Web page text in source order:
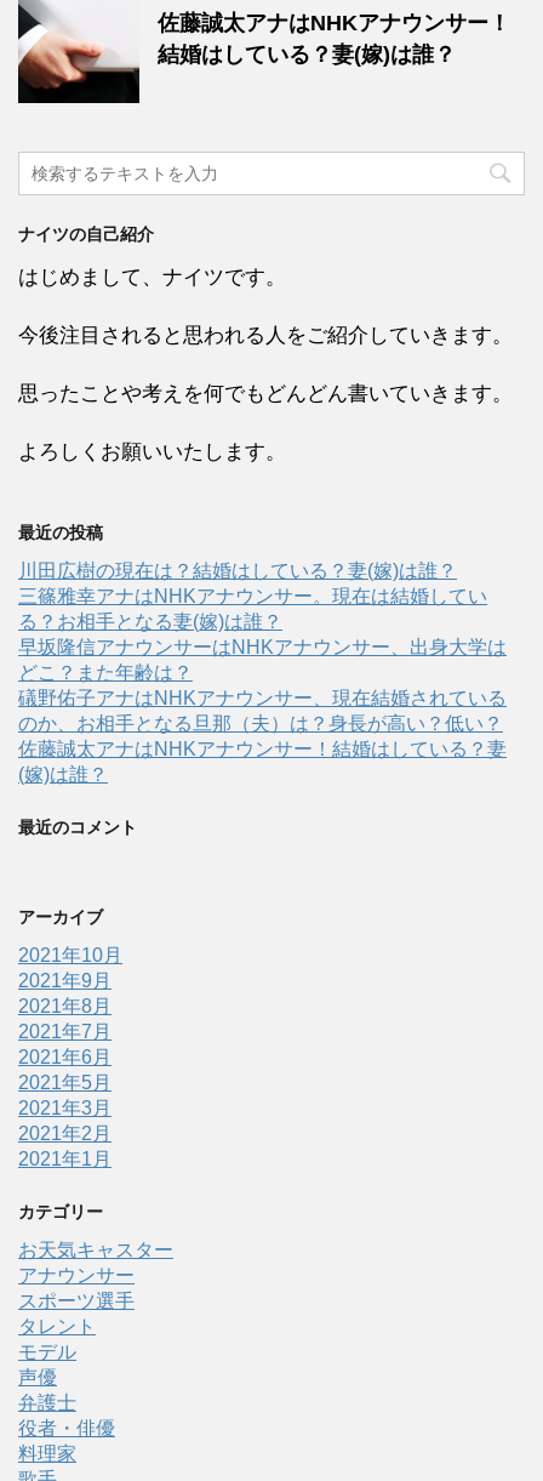
佐藤誠太アナはNHKアナウンサー！
結婚はしている？妻(嫁)は誰？
ナイツの自己紹介
はじめまして、ナイツです。
今後注目されると思われる人をご紹介していきます。
思ったことや考えを何でもどんどん書いていきます。
よろしくお願いいたします。
最近の投稿
川田広樹の現在は？結婚はしている？妻(嫁)は誰？
三篠雅幸アナはNHKアナウンサー。現在は結婚してい
る？お相手となる妻(嫁)は誰？
早坂隆信アナウンサーはNHKアナウンサー、出身大学は
どこ？また年齢は？
礒野佑子アナはNHKアナウンサー、現在結婚されている
のか、お相手となる旦那（夫）は？身長が高い？低い？
佐藤誠太アナはNHKアナウンサー！結婚はしている？妻
(嫁)は誰？
最近のコメント
アーカイブ
2021年10月
2021年9月
2021年8月
2021年7月
2021年6月
2021年5月
2021年3月
2021年2月
2021年1月
カテゴリー
お天気キャスター
アナウンサー
スポーツ選手
タレント
モデル
声優
弁護士
役者・俳優
料理家